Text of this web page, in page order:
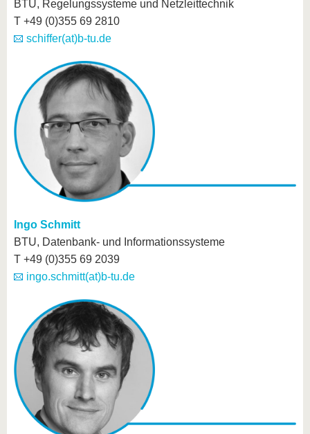
BTU, Regelungssysteme und Netzleittechnik
T +49 (0)355 69 2810
schiffer(at)b-tu.de
Ingo Schmitt
BTU, Datenbank- und Informationssysteme
T +49 (0)355 69 2039
ingo.schmitt(at)b-tu.de